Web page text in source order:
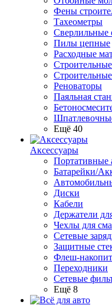
Фены
Тахеометры
Сверлильные
Пилы цепные
Расходные
Реноваторы
Паяльная
Ещё 40
Аксессуары
Портативные
Батарейки/
Диски
Кабели
Держатели
Чехлы для
Сетевые
Защитные
Флеш-
Переходники
Сетевые
Ещё 8